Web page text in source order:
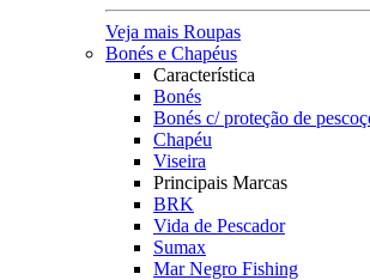
Veja mais Roupas
Bonés e Chapéus
Característica
Bonés
Bonés c/ proteção de
Chapéu
Viseira
Principais Marcas
BRK
Vida de Pescador
Sumax
Mar Negro Fishing